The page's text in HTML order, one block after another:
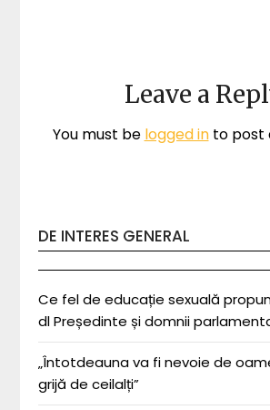
Leave a
You must be logged into post
DE INTERES GENERAL
Ce fel de educație sexuală
dl Președinte și domnii
„Întotdeauna va fi nevoie de
grijă de ceilalți”